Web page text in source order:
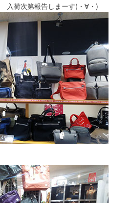
入荷次第報告しまーす(・∀・)